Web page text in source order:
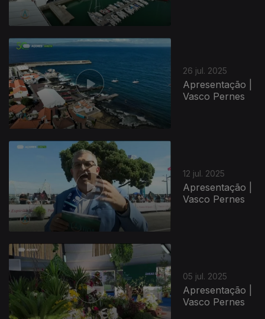
26 jul. 2025
Apresentação |
Vasco Pernes
12 jul. 2025
Apresentação |
Vasco Pernes
863848
05 jul. 2025
Apresentação |
Vasco Pernes